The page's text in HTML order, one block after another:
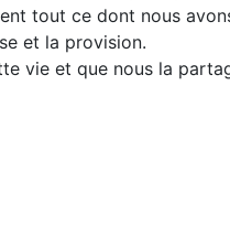
tout ce dont nous
et la provision.
vie et que nous la